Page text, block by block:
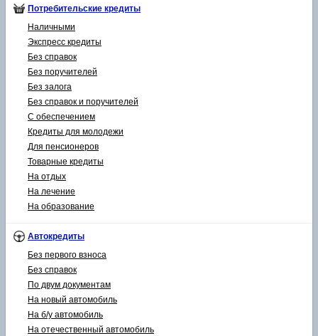
Потребительские кредиты
Наличными
Экспресс кредиты
Без справок
Без поручителей
Без залога
Без справок и поручителей
С обеспечением
Кредиты для молодежи
Для пенсионеров
Товарные кредиты
На отдых
На лечение
На образование
Автокредиты
Без первого взноса
Без справок
По двум документам
На новый автомобиль
На б/у автомобиль
На отечественный автомобиль